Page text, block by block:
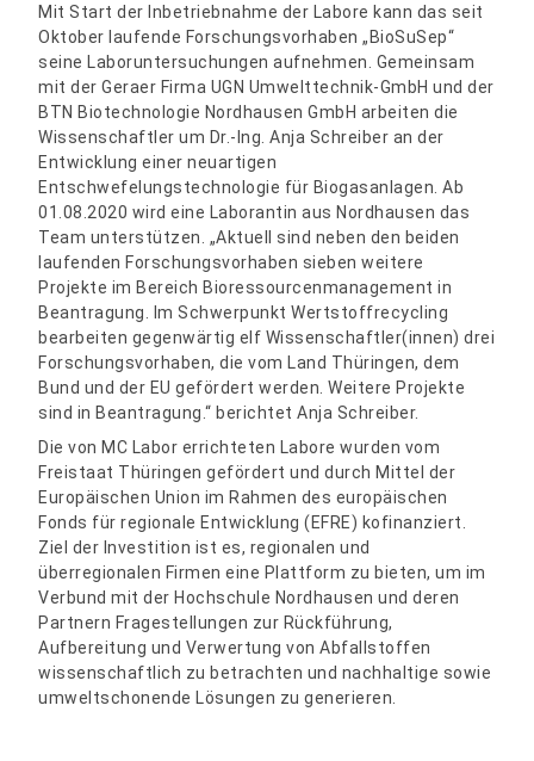
Mit Start der Inbetriebnahme der Labore kann das seit
Oktober laufende Forschungsvorhaben „BioSuSep“
seine Laboruntersuchungen aufnehmen. Gemeinsam
mit der Geraer Firma UGN Umwelttechnik-GmbH und der
BTN Biotechnologie Nordhausen GmbH arbeiten die
Wissenschaftler um Dr.-Ing. Anja Schreiber an der
Entwicklung einer neuartigen
Entschwefelungstechnologie für Biogasanlagen. Ab
01.08.2020 wird eine Laborantin aus Nordhausen das
Team unterstützen. „Aktuell sind neben den beiden
laufenden Forschungsvorhaben sieben weitere
Projekte im Bereich Bioressourcenmanagement in
Beantragung. Im Schwerpunkt Wertstoffrecycling
bearbeiten gegenwärtig elf Wissenschaftler(innen) drei
Forschungsvorhaben, die vom Land Thüringen, dem
Bund und der EU gefördert werden. Weitere Projekte
sind in Beantragung.“ berichtet Anja Schreiber.
Die von MC Labor errichteten Labore wurden vom
Freistaat Thüringen gefördert und durch Mittel der
Europäischen Union im Rahmen des europäischen
Fonds für regionale Entwicklung (EFRE) kofinanziert.
Ziel der Investition ist es, regionalen und
überregionalen Firmen eine Plattform zu bieten, um im
Verbund mit der Hochschule Nordhausen und deren
Partnern Fragestellungen zur Rückführung,
Aufbereitung und Verwertung von Abfallstoffen
wissenschaftlich zu betrachten und nachhaltige sowie
umweltschonende Lösungen zu generieren.